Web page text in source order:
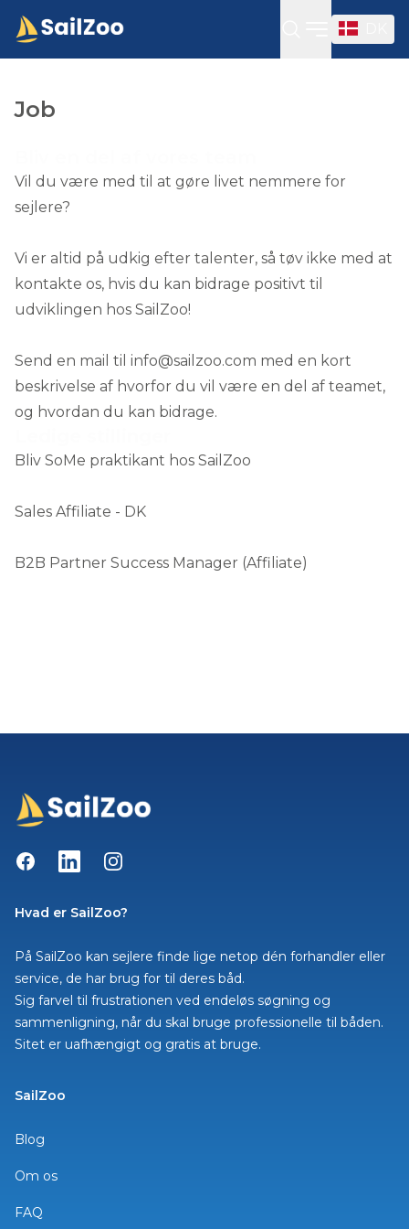
Open
Job
Vil du være med til at gøre livet nemmere for
sejlere?
Vi er altid på udkig efter talenter, så tøv ikke med at
kontakte os, hvis du kan bidrage positivt til
udviklingen hos SailZoo!
Send en mail til info@sailzoo.com med en kort
beskrivelse af hvorfor du vil være en del af teamet,
og hvordan du kan bidrage.
Bliv SoMe praktikant hos SailZoo
Sales Affiliate - DK
B2B Partner Success Manager (Affiliate)
FacebookLinkedInInstagram
Hvad er SailZoo?
På SailZoo kan sejlere finde lige netop dén forhandler eller
service, de har brug for til deres båd.
Sig farvel til frustrationen ved endeløs søgning og
sammenligning, når du skal bruge professionelle til båden.
Sitet er uafhængigt og gratis at bruge.
SailZoo
Blog
Om os
FAQ